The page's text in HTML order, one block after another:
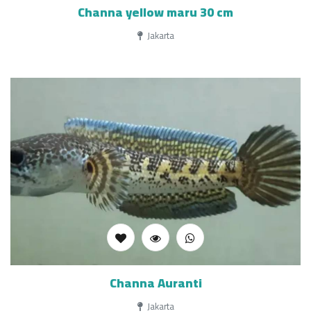
Channa yellow maru 30 cm
Jakarta
Channa Auranti
Jakarta